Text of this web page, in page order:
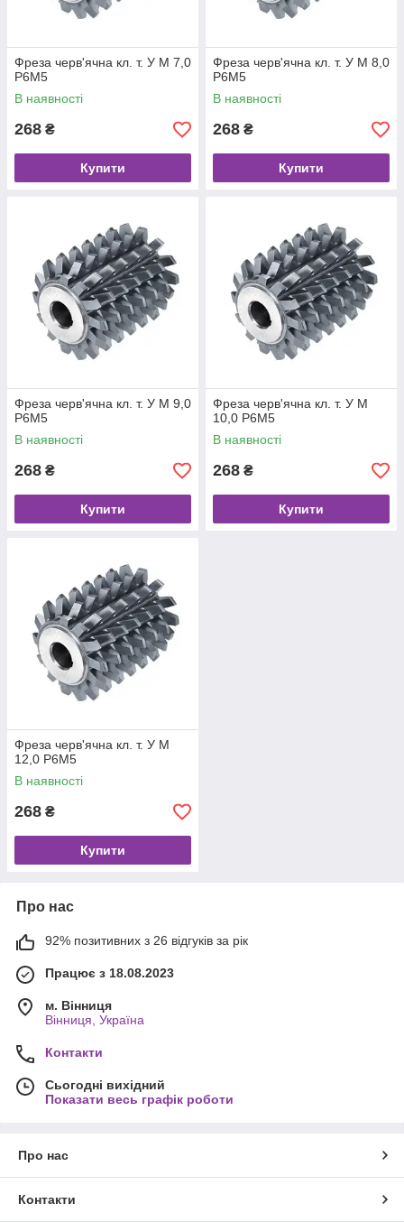
Фреза черв'ячна кл. т. У М 7,0
Р6М5
В наявності
268 ₴
Купити
Фреза черв'ячна кл. т. У М 8,0
Р6М5
В наявності
268 ₴
Купити
Фреза черв'ячна кл. т. У М 9,0
Р6М5
В наявності
268 ₴
Купити
Фреза черв'ячна кл. т. У М
10,0 Р6М5
В наявності
268 ₴
Купити
Фреза черв'ячна кл. т. У М
12,0 Р6М5
В наявності
268 ₴
Купити
Про нас
92% позитивних з 26 відгуків за рік
Працює з 18.08.2023
м. Вінниця
Вінниця, Україна
Контакти
Сьогодні вихідний
Показати весь графік роботи
Про нас
Контакти